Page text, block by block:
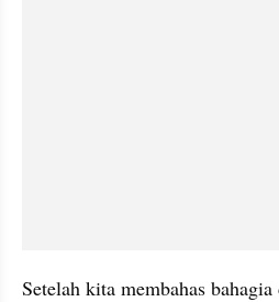
Setelah kita membahas